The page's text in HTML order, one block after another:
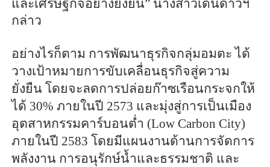
และเศรษฐกิจอย่างยั่งยืน” นางสาวเด่นดาวฯ
กล่าว
อย่างไรก็ตาม การพัฒนาธุรกิจกลุ่มอมตะ ได้
วางเป้าหมายการขับเคลื่อนธุรกิจสู่ความ
ยั่งยืน โดยจะลดการปล่อยก๊าซเรือนกระจกให้
ได้ 30% ภายในปี 2573 และมุ่งสู่การเป็นเมือง
อุตสาหกรรมคาร์บอนต่ำ (Low Carbon City)
ภายในปี 2583 โดยมีแผนงานด้านการจัดการ
พลังงาน การอนุรักษ์น้ำและธรรมชาติ และ